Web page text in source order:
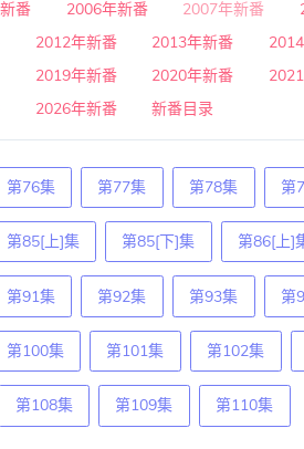
番 2006年新番 2007年新番
2012年新番 2013年新番
2019年新番 2020年新番
2026年新番 新番目录
第76集 第77集 第78集 第
第85[上]集 第85[下]集 第86[上]
第91集 第92集 第93集 第
第100集 第101集 第102集
第108集 第109集 第110集